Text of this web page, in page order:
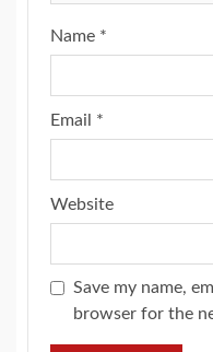
Name *
Email *
Website
Save my name,
browser for the